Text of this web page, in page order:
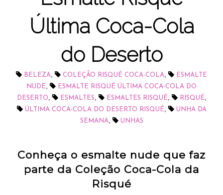
Última Coca-Cola
do Deserto
BELEZA, COLEÇÃO RISQUÉ COCA-COLA,
ESMALTE
NUDE,
ESMALTE RISQUÉ ÚLTIMA COCA-COLA DO
DESERTO, ESMALTES, ESMALTES RISQUÉ, RISQUÉ,
ÚLTIMA COCA-COLA DO DESERTO RISQUÉ,
UNHA DA
SEMANA, UNHAS
Conheça o esmalte nude que faz
parte da Coleção Coca-Cola da
Risqué